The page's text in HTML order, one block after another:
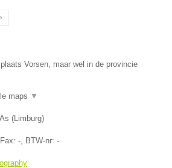
Vorsen, maar wel in de provincie
maps ▼
As (Limburg)
-, BTW-nr: -